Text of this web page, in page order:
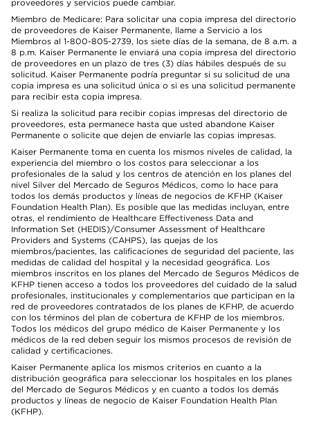
proveedores y servicios puede cambiar.
Miembro de Medicare: Para solicitar una copia impresa del directorio
de proveedores de Kaiser Permanente, llame a Servicio a los
Miembros al 1-800-805-2739, los siete días de la semana, de 8 a.m. a
8 p.m. Kaiser Permanente le enviará una copia impresa del directorio
de proveedores en un plazo de tres (3) días hábiles después de su
solicitud. Kaiser Permanente podría preguntar si su solicitud de una
copia impresa es una solicitud única o si es una solicitud permanente
para recibir esta copia impresa.
Si realiza la solicitud para recibir copias impresas del directorio de
proveedores, esta permanece hasta que usted abandone Kaiser
Permanente o solicite que dejen de enviarle las copias impresas.
Kaiser Permanente toma en cuenta los mismos niveles de calidad, la
experiencia del miembro o los costos para seleccionar a los
profesionales de la salud y los centros de atención en los planes del
nivel Silver del Mercado de Seguros Médicos, como lo hace para
todos los demás productos y líneas de negocios de KFHP (Kaiser
Foundation Health Plan). Es posible que las medidas incluyan, entre
otras, el rendimiento de Healthcare Effectiveness Data and
Information Set (HEDIS)/Consumer Assessment of Healthcare
Providers and Systems (CAHPS), las quejas de los
miembros/pacientes, las calificaciones de seguridad del paciente, las
medidas de calidad del hospital y la necesidad geográfica. Los
miembros inscritos en los planes del Mercado de Seguros Médicos de
KFHP tienen acceso a todos los proveedores del cuidado de la salud
profesionales, institucionales y complementarios que participan en la
red de proveedores contratados de los planes de KFHP, de acuerdo
con los términos del plan de cobertura de KFHP de los miembros.
Todos los médicos del grupo médico de Kaiser Permanente y los
médicos de la red deben seguir los mismos procesos de revisión de
calidad y certificaciones.
Kaiser Permanente aplica los mismos criterios en cuanto a la
distribución geográfica para seleccionar los hospitales en los planes
del Mercado de Seguros Médicos y en cuanto a todos los demás
productos y líneas de negocio de Kaiser Foundation Health Plan
(KFHP).